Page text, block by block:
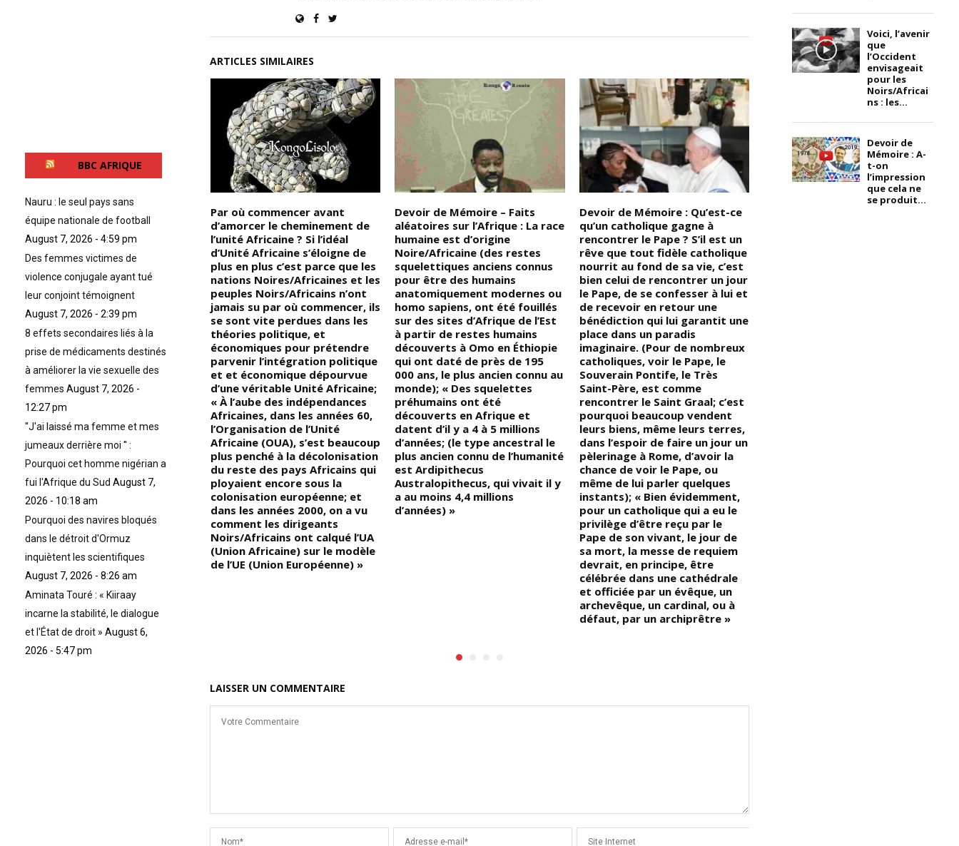
ARTICLES SIMILAIRES
Devoir de Mémoire – Souvenir
des choses : Les sept principes
fondateurs de la philosophie
hermétique, (les principes de
vérité sont au nombre de sept;
quiconque les connaît et les
comprend possède la clé
magique qui ouvrira toutes les
portes du Temple avant même
de les toucher); « Ce principe
implique la vérité que le genre
existe en toute chose; les
principes masculin et féminin
sont constamment à l’œuvre;
cela est vrai non seulement sur
le plan physique, mais aussi sur
le plan mental et même sur le
plan spirituel »
Par où commencer avant
d’amorcer le cheminement de
l’unité Africaine ? Si l’idéal
d’Unité Africaine s’éloigne de
plus en plus c’est parce que les
nations Noires/Africaines et les
peuples Noirs/Africains n’ont
jamais su par où commencer, ils
se sont vite perdues dans les
théories politique, et
économiques pour prétendre
parvenir l’intégration politique
et et économique dépourvue
d’une véritable Unité Africaine;
« À l’aube des indépendances
Africaines, dans les années 60,
l’Organisation de l’Unité
Africaine (OUA), s’est beaucoup
plus penché à la décolonisation
du reste des pays Africains qui
ployaient encore sous la
colonisation européenne; et
dans les années 2000, on a vu
comment les dirigeants
Noirs/Africains ont calqué l’UA
(Union Africaine) sur le modèle
de l’UE (Union Européenne) »
Devoir de Mémoire – Faits
aléatoires sur l’Afrique : La race
humaine est d’origine
Noire/Africaine (des restes
squelettiques anciens connus
pour être des humains
anatomiquement modernes ou
homo sapiens, ont été fouillés
sur des sites d’Afrique de l’Est
à partir de restes humains
découverts à Omo en Éthiopie
qui ont daté de près de 195
000 ans, le plus ancien connu au
monde); « Des squelettes
préhumains ont été
découverts en Afrique et
datent d’il y a 4 à 5 millions
d’années; (le type ancestral le
plus ancien connu de l’humanité
est Ardipithecus
Australopithecus, qui vivait il y
a au moins 4,4 millions
d’années) »
Devoir de Mémoire : Qu’est-ce
qu’un catholique gagne à
rencontrer le Pape ? S’il est un
rêve que tout fidèle catholique
nourrit au fond de sa vie, c’est
bien celui de rencontrer un jour
le Pape, de se confesser à lui et
de recevoir en retour une
bénédiction qui lui garantit une
place dans un paradis
imaginaire. (Pour de nombreux
catholiques, voir le Pape, le
Souverain Pontife, le Très
Saint-Père, est comme
rencontrer le Saint Graal; c’est
pourquoi beaucoup vendent
leurs biens, même leurs terres,
dans l’espoir de faire un jour un
pèlerinage à Rome, d’avoir la
chance de voir le Pape, ou
même de lui parler quelques
instants); « Bien évidemment,
pour un catholique qui a eu le
privilège d’être reçu par le
Pape de son vivant, le jour de
sa mort, la messe de requiem
devrait, en principe, être
célébrée dans une cathédrale
et officiée par un évêque, un
archevêque, un cardinal, ou à
défaut, par un archiprêtre »
LAISSER UN COMMENTAIRE
BBC AFRIQUE
Nauru : le seul pays sans
équipe nationale de football
August 7, 2026 - 4:59 pm
Des femmes victimes de
violence conjugale ayant tué
leur conjoint témoignent
August 7, 2026 - 2:39 pm
8 effets secondaires liés à la
prise de médicaments destinés
à améliorer la vie sexuelle des
femmes August 7, 2026 -
12:27 pm
''J'ai laissé ma femme et mes
jumeaux derrière moi '' :
Pourquoi cet homme nigérian a
fui l'Afrique du Sud August 7,
2026 - 10:18 am
Pourquoi des navires bloqués
dans le détroit d'Ormuz
inquiètent les scientifiques
August 7, 2026 - 8:26 am
Aminata Touré : « Kiiraay
incarne la stabilité, le dialogue
et l'État de droit » August 6,
2026 - 5:47 pm
Voici, l’avenir
que
l’Occident
envisageait
pour les
Noirs/Africai
ns : les...
Devoir de
Mémoire : A-
t-on
l’impression
que cela ne
se produit...